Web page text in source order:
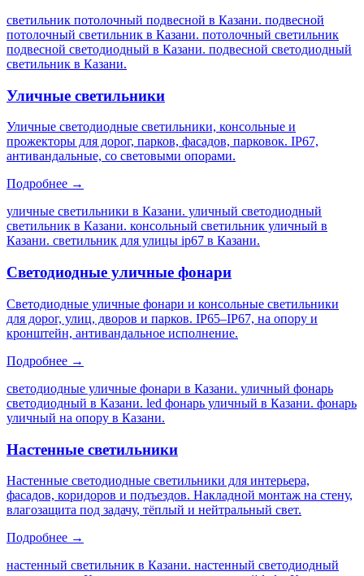
светильник потолочный подвесной в Казани. подвесной
потолочный светильник в Казани. потолочный светильник
подвесной светодиодный в Казани. подвесной светодиодный
светильник в Казани.
Уличные светильники
Уличные светодиодные светильники, консольные и
прожекторы для дорог, парков, фасадов, парковок. IP67,
антивандальные, со световыми опорами.
Подробнее →
уличные светильники в Казани. уличный светодиодный
светильник в Казани. консольный светильник уличный в
Казани. светильник для улицы ip67 в Казани.
Светодиодные уличные фонари
Светодиодные уличные фонари и консольные светильники
для дорог, улиц, дворов и парков. IP65–IP67, на опору и
кронштейн, антивандальное исполнение.
Подробнее →
светодиодные уличные фонари в Казани. уличный фонарь
светодиодный в Казани. led фонарь уличный в Казани. фонарь
уличный на опору в Казани.
Настенные светильники
Настенные светодиодные светильники для интерьера,
фасадов, коридоров и подъездов. Накладной монтаж на стену,
влагозащита под задачу, тёплый и нейтральный свет.
Подробнее →
настенный светильник в Казани. настенный светодиодный